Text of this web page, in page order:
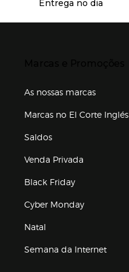
Entrega no dia
As nossas marcas
Marcas no El Corte Inglés
Saldos
Venda Privada
Black Friday
Cyber Monday
Natal
Semana da Internet